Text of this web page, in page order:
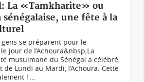
La «Tamkharite» ou
une fête à la
gens se préparent pour le
jour de l’Achoura&nbsp;La
musulmane du Sénégal a célébré,
de Lundi au Mardi, l’Achoura. Cette
l'...